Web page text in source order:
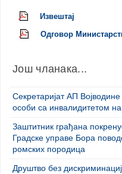
Извештај
Одговор
Још чланака...
Секретаријат АП
особи са инвалидитетом
Заштитник грађана
Градске управе Бора
ромских породица
Друштво без